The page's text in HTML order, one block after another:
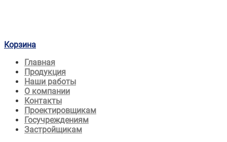
Корзина
Главная
Продукция
Наши работы
О компании
Контакты
Проектировщикам
Госучреждениям
Застройщикам